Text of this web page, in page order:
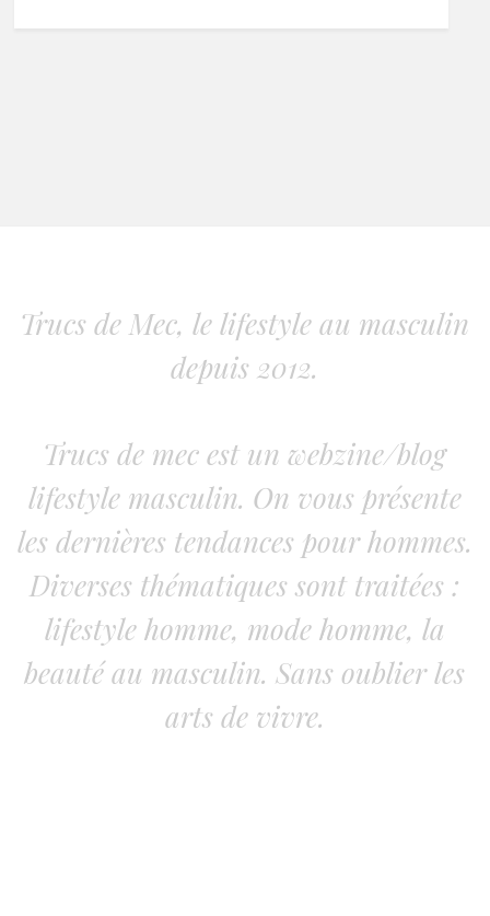
Trucs de Mec, le lifestyle au masculin
depuis 2012.
Trucs de mec est un webzine/blog
lifestyle masculin. On vous présente
les dernières tendances pour hommes.
Diverses thématiques sont traitées :
lifestyle homme, mode homme, la
beauté au masculin. Sans oublier les
arts de vivre.